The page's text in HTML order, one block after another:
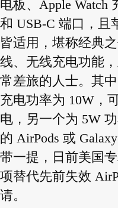
电板、Apple Watch
和 USB-C 端口，且
皆适用，堪称经典
线、无线充电功能
常差旅的人士。其
充电功率为 10W，
电，另一个为 5W
的 AirPods 或
带一提，日前美国
项替代先前失效
请。